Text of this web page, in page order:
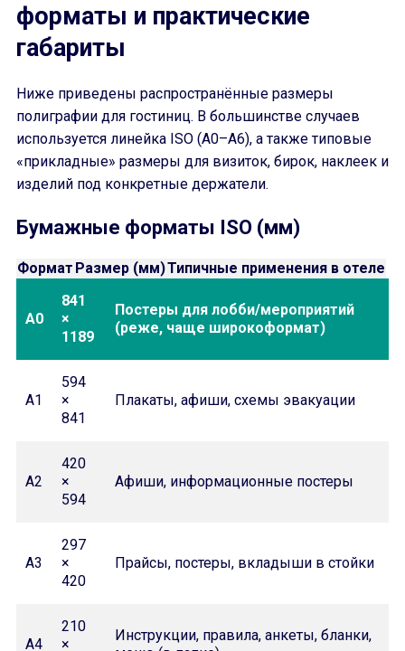
форматы и практические
габариты
Ниже приведены распространённые размеры
полиграфии для гостиниц. В большинстве случаев
используется линейка ISO (A0–A6), а также типовые
«прикладные» размеры для визиток, бирок, наклеек и
изделий под конкретные держатели.
Бумажные форматы ISO (мм)
Формат Размер (мм)Типичные применения в отеле
A0
841
×
1189
Постеры для лобби/мероприятий
(реже, чаще широкоформат)
A1
594
×
841
Плакаты, афиши, схемы эвакуации
A2
420
×
594
Афиши, информационные постеры
A3
297
×
420
Прайсы, постеры, вкладыши в стойки
A4
210
×
Инструкции, правила, анкеты, бланки,